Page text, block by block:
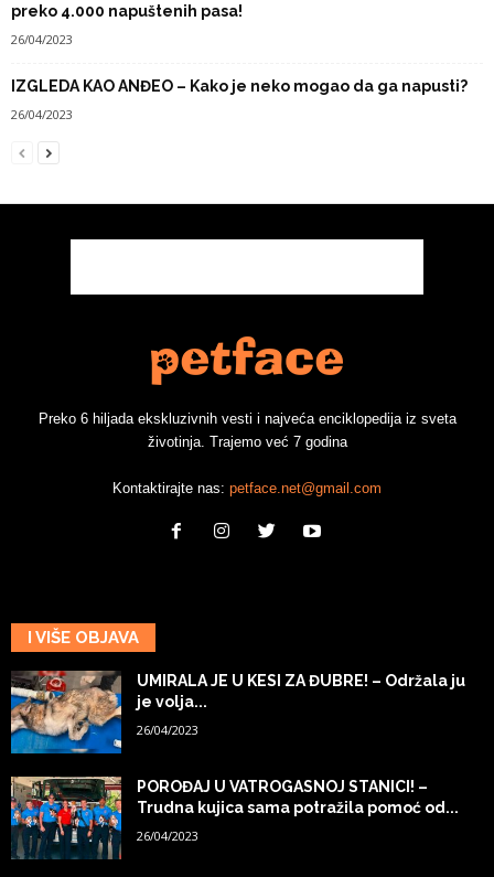
preko 4.000 napuštenih pasa!
26/04/2023
IZGLEDA KAO ANĐEO – Kako je neko mogao da ga napusti?
26/04/2023
Preko 6 hiljada ekskluzivnih vesti i najveća enciklopedija iz sveta
životinja. Trajemo već 7 godina
Kontaktirajte nas: petface.net@gmail.com
I VIŠE OBJAVA
UMIRALA JE U KESI ZA ĐUBRE! – Održala ju
je volja...
26/04/2023
POROĐAJ U VATROGASNOJ STANICI! –
Trudna kujica sama potražila pomoć od...
26/04/2023